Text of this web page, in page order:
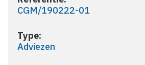
CGM/190222-01
Type:
Adviezen